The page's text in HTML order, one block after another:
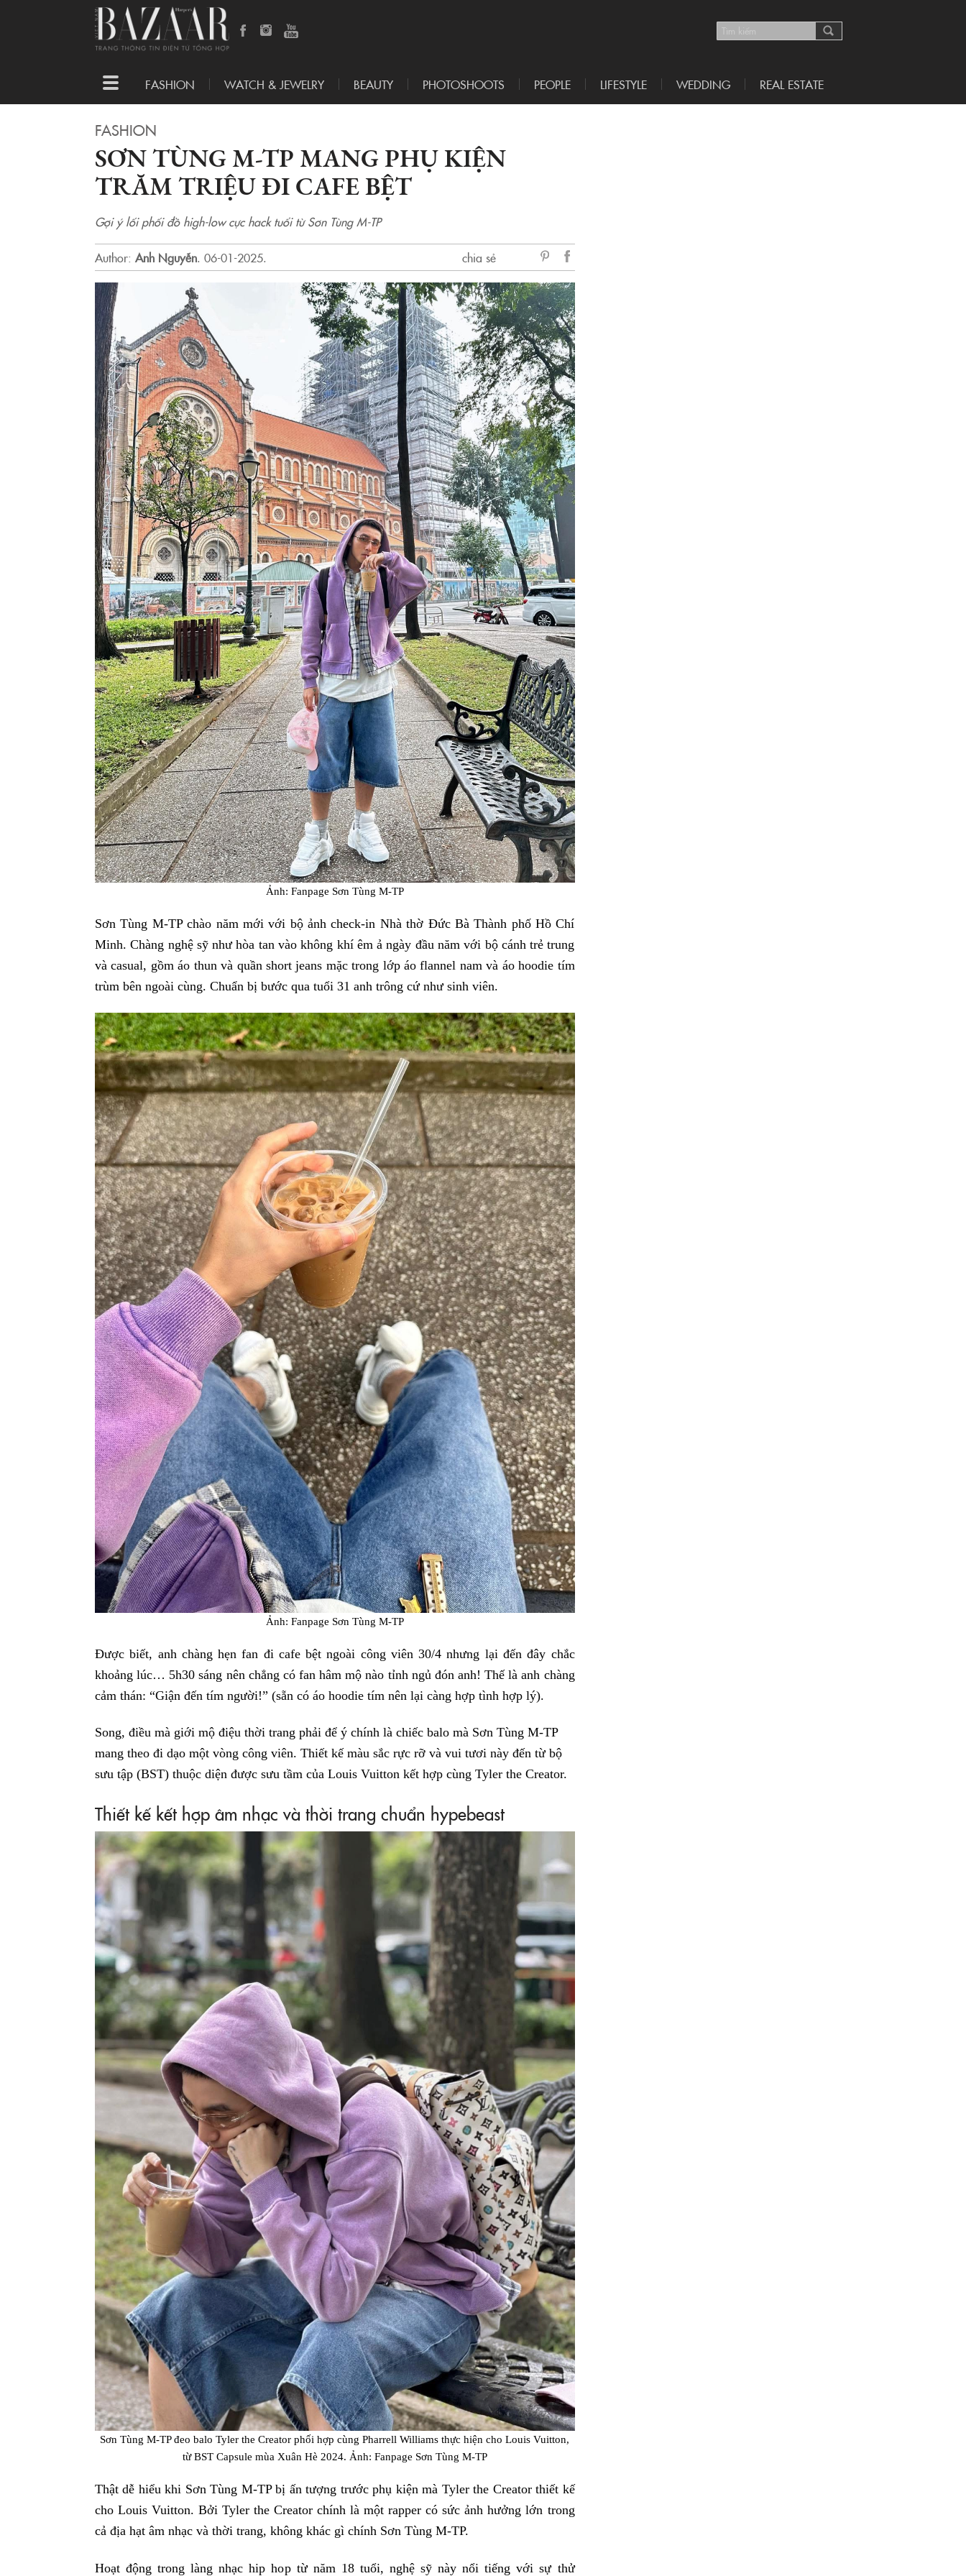
Toggle
navigation
FASHION WATCH & JEWELRY BEAUTY PHOTOSHOOTS PEOPLE LIFESTYLE WEDDING REAL ESTATE
FASHION
SƠN TÙNG M-TP MANG PHỤ KIỆN
TRĂM TRIỆU ĐI CAFE BỆT
Gợi ý lối phối đồ high-low cực hack tuổi từ Sơn Tùng M-TP
Author: Anh Nguyễn. 06-01-2025.
chia sẻ
Facebook
Ảnh: Fanpage Sơn Tùng M-TP
Sơn Tùng M-TP chào năm mới với bộ ảnh check-in Nhà thờ Đức Bà Thành phố Hồ Chí
Minh. Chàng nghệ sỹ như hòa tan vào không khí êm ả ngày đầu năm với bộ cánh trẻ trung
và casual, gồm áo thun và quần short jeans mặc trong lớp áo flannel nam và áo hoodie tím
trùm bên ngoài cùng. Chuẩn bị bước qua tuổi 31 anh trông cứ như sinh viên.
Ảnh: Fanpage Sơn Tùng M-TP
Được biết, anh chàng hẹn fan đi cafe bệt ngoài công viên 30/4 nhưng lại đến đây chắc
khoảng lúc… 5h30 sáng nên chẳng có fan hâm mộ nào tỉnh ngủ đón anh! Thế là anh chàng
cảm thán: “Giận đến tím người!” (sẵn có áo hoodie tím nên lại càng hợp tình hợp lý).
Song, điều mà giới mộ điệu thời trang phải để ý chính là chiếc balo mà Sơn Tùng M-TP
mang theo đi dạo một vòng công viên. Thiết kế màu sắc rực rỡ và vui tươi này đến từ bộ
sưu tập (BST) thuộc diện được sưu tầm của Louis Vuitton kết hợp cùng Tyler the Creator.
Thiết kế kết hợp âm nhạc và thời trang chuẩn hypebeast
Sơn Tùng M-TP đeo balo Tyler the Creator phối hợp cùng Pharrell Williams thực hiện cho Louis Vuitton,
từ BST Capsule mùa Xuân Hè 2024. Ảnh: Fanpage Sơn Tùng M-TP
Thật dễ hiểu khi Sơn Tùng M-TP bị ấn tượng trước phụ kiện mà Tyler the Creator thiết kế
cho Louis Vuitton. Bởi Tyler the Creator chính là một rapper có sức ảnh hưởng lớn trong
cả địa hạt âm nhạc và thời trang, không khác gì chính Sơn Tùng M-TP.
Hoạt động trong làng nhạc hip hop từ năm 18 tuổi, nghệ sỹ này nổi tiếng với sự thử